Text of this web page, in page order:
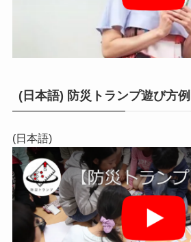
(日本語) 防災トランプ遊び方例
(日本語)